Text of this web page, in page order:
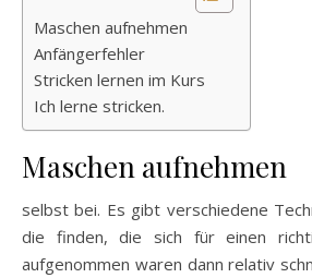
Maschen aufnehmen
Anfängerfehler
Stricken lernen im Kurs
Ich lerne stricken.
Maschen aufnehmen
selbst bei. Es gibt verschiedene
die finden, die sich für einen
aufgenommen waren dann relativ